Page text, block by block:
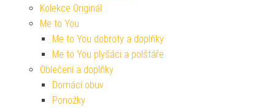
Kolekce Originál
Me to You
Me to You dobroty a doplňky
Me to You plyšáci a polštáře
Oblečení a doplňky
Domácí obuv
Ponožky